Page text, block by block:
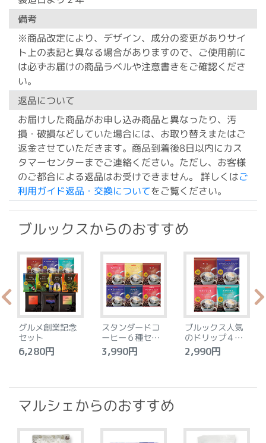
備考
※商品改定により、デザイン、成分の変更がありサイ
ト上の表記と異なる場合がありますので、ご使用前に
は必ずお届けの商品ラベルや注意書きをご確認くださ
い。
返品について
お届けした商品がお申し込み商品と異なったり、汚
損・破損などしていた場合には、お取り替えまたはご
返金させていただきます。商品到着後8日以内にカス
タマーセンターまでご連絡ください。ただし、お客様
のご都合による返品はお受けできません。 詳しくはご
利用ガイド返品・交換についてをご覧ください。
ブルックスからのおすすめ
グルメ創業記念
セット
6,280円
スタンダードコ
ーヒー６種セッ
ト
3,990円
ブルックス人気
のドリップ４種
セット
2,990円
マルシェからのおすすめ